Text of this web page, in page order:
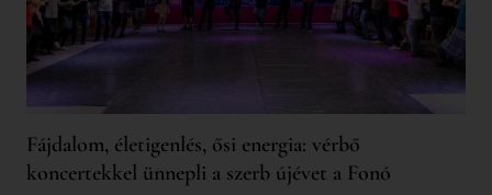
Fájdalom, életigenlés, ősi energia: vérbő
koncertekkel ünnepli a szerb újévet a Fonó